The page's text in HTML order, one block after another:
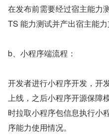
在发布前需要经过宿主能力
TS 能力测试并产出宿主能力
b、小程序端流程：
开发者进行小程序开发，开
上线，之后小程序开源保障
时拉取小程序包信息执行小
序能力使用情况。